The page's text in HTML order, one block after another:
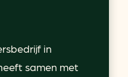
in
samen met